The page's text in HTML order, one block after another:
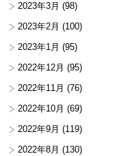
2023年3月 (98)
2023年2月 (100)
2023年1月 (95)
2022年12月 (95)
2022年11月 (76)
2022年10月 (69)
2022年9月 (119)
2022年8月 (130)